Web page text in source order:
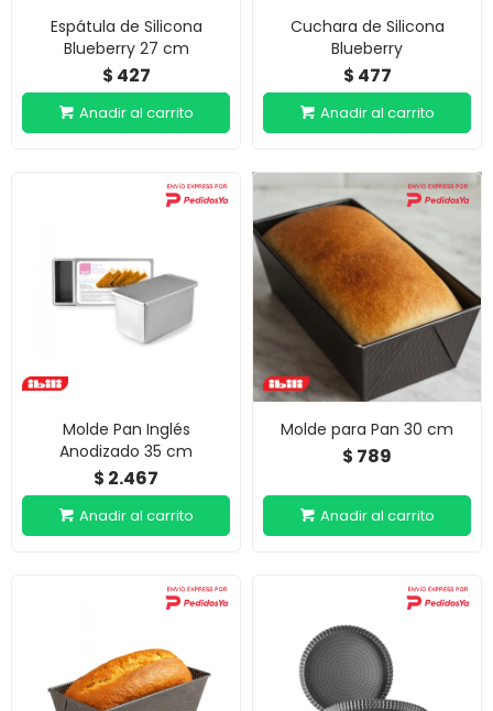
Espátula de Silicona
Blueberry 27 cm
$ 427
Cuchara de Silicona
Blueberry
$ 477
Molde Pan Inglés
Anodizado 35 cm
$ 2.467
Molde para Pan 30 cm
$ 789